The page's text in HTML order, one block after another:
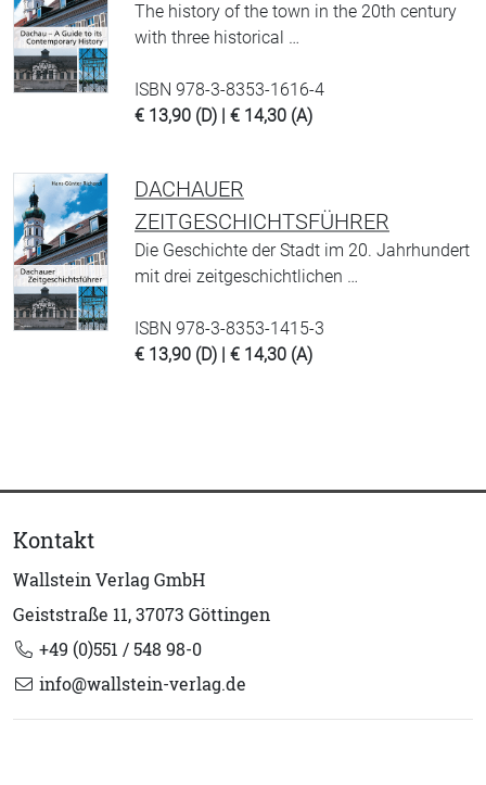
The history of the town in the 20th century
with three historical …
ISBN 978-3-8353-1616-4
€ 13,90 (D) | € 14,30 (A)
DACHAUER
ZEITGESCHICHTSFÜHRER
Die Geschichte der Stadt im 20. Jahrhundert
mit drei zeitgeschichtlichen …
ISBN 978-3-8353-1415-3
€ 13,90 (D) | € 14,30 (A)
Kontakt
Wallstein Verlag GmbH
Geiststraße 11, 37073 Göttingen
+49 (0)551 / 548 98-0
info@wallstein-verlag.de